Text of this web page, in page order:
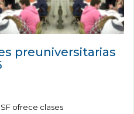
preuniversitarias
ofrece clases